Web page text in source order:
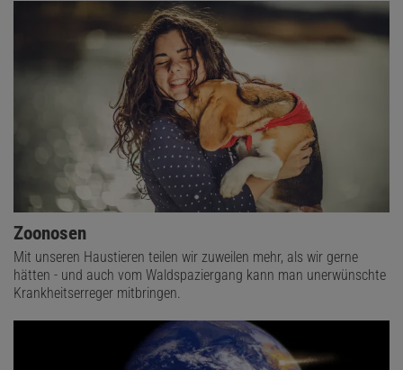
Zoonosen
Mit unseren Haustieren teilen wir zuweilen mehr, als wir gerne
hätten - und auch vom Waldspaziergang kann man unerwünschte
Krankheitserreger mitbringen.